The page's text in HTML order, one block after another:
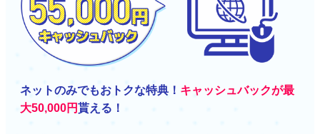
ネットのみでもおトクな特典！ キャッシュバックが最
大50,000円貰える！